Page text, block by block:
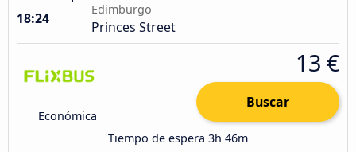
18:24
Edimburgo
Princes Street
Económica
13 €
Buscar
Tiempo de espera 3h 46m